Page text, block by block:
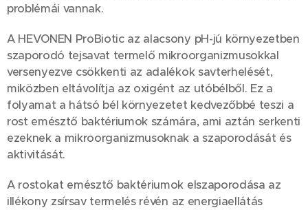
problémái vannak.
A HEVONEN ProBiotic az alacsony pH-jú környezetben
szaporodó tejsavat termelő mikroorganizmusokkal
versenyezve csökkenti az adalékok savterhelését,
miközben eltávolítja az oxigént az utóbélből. Ez a
folyamat a hátsó bél környezetet kedvezőbbé teszi a
rost emésztő baktériumok számára, ami aztán serkenti
ezeknek a mikroorganizmusoknak a szaporodását és
aktivitását.
A rostokat emésztő baktériumok elszaporodása az
illékony zsírsav termelés révén az energiaellátás